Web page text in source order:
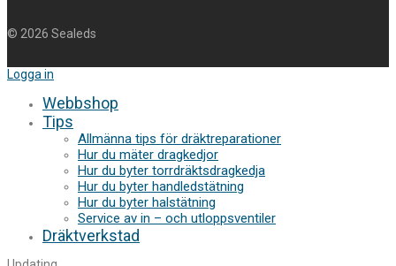
© 2026 Sealeds
Logga in
Webbshop
Tips
Allmänna tips för dräktreparationer
Hur du mäter dragkedjor
Hur du byter torrdräktsdragkedja
Hur du byter handledstätning
Hur du byter halstätning
Service av in – och utloppsventiler
Dräktverkstad